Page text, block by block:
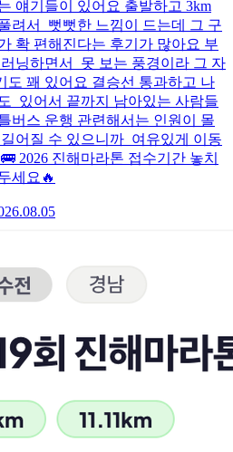
얘기들이 있어요 출발하고 3km
려서 뻣뻣한 느낌이 드는데 그 구
확 편해진다는 후기가 많아요 부
닝하면서 못 보는 풍경이라 그 자
도 꽤 있어요 결승선 통과하고 나
있어서 끝까지 남아있는 사람들
버스 운행 관련해서는 인원이 몰
어질 수 있으니까 여유있게 이동
2026 진해마라톤 접수기간 놓치
세요🔥